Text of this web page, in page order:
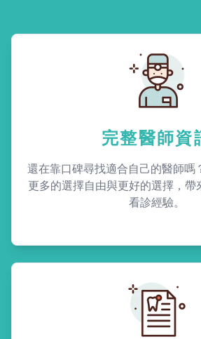
完整醫師資
還在靠口碑尋找適合自己的醫師嗎
更多的選擇自由與更好的選擇，帶
看診經驗。